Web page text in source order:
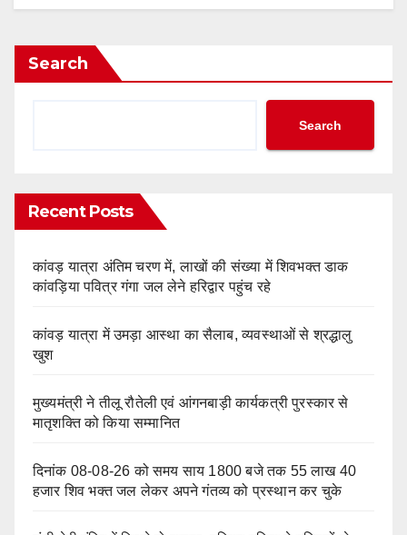
Search
Search
Recent Posts
कांवड़ यात्रा अंतिम चरण में, लाखों की संख्या में शिवभक्त डाक
कांवड़िया पवित्र गंगा जल लेने हरिद्वार पहुंच रहे
कांवड़ यात्रा में उमड़ा आस्था का सैलाब, व्यवस्थाओं से श्रद्धालु
खुश
मुख्यमंत्री ने तीलू रौतेली एवं आंगनबाड़ी कार्यकत्री पुरस्कार से
मातृशक्ति को किया सम्मानित
दिनांक 08-08-26 को समय साय 1800 बजे तक 55 लाख 40
हजार शिव भक्त जल लेकर अपने गंतव्य को प्रस्थान कर चुके